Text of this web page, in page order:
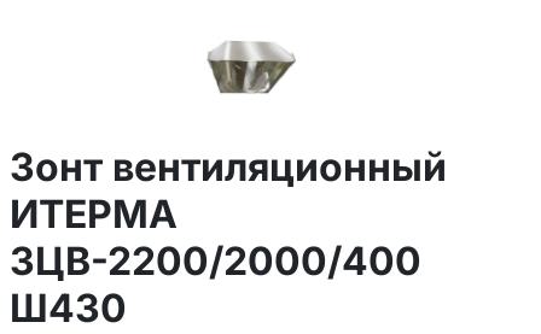
Зонт вентиляционный
ИТЕРМА
ЗЦВ-2200/2000/400
Ш430